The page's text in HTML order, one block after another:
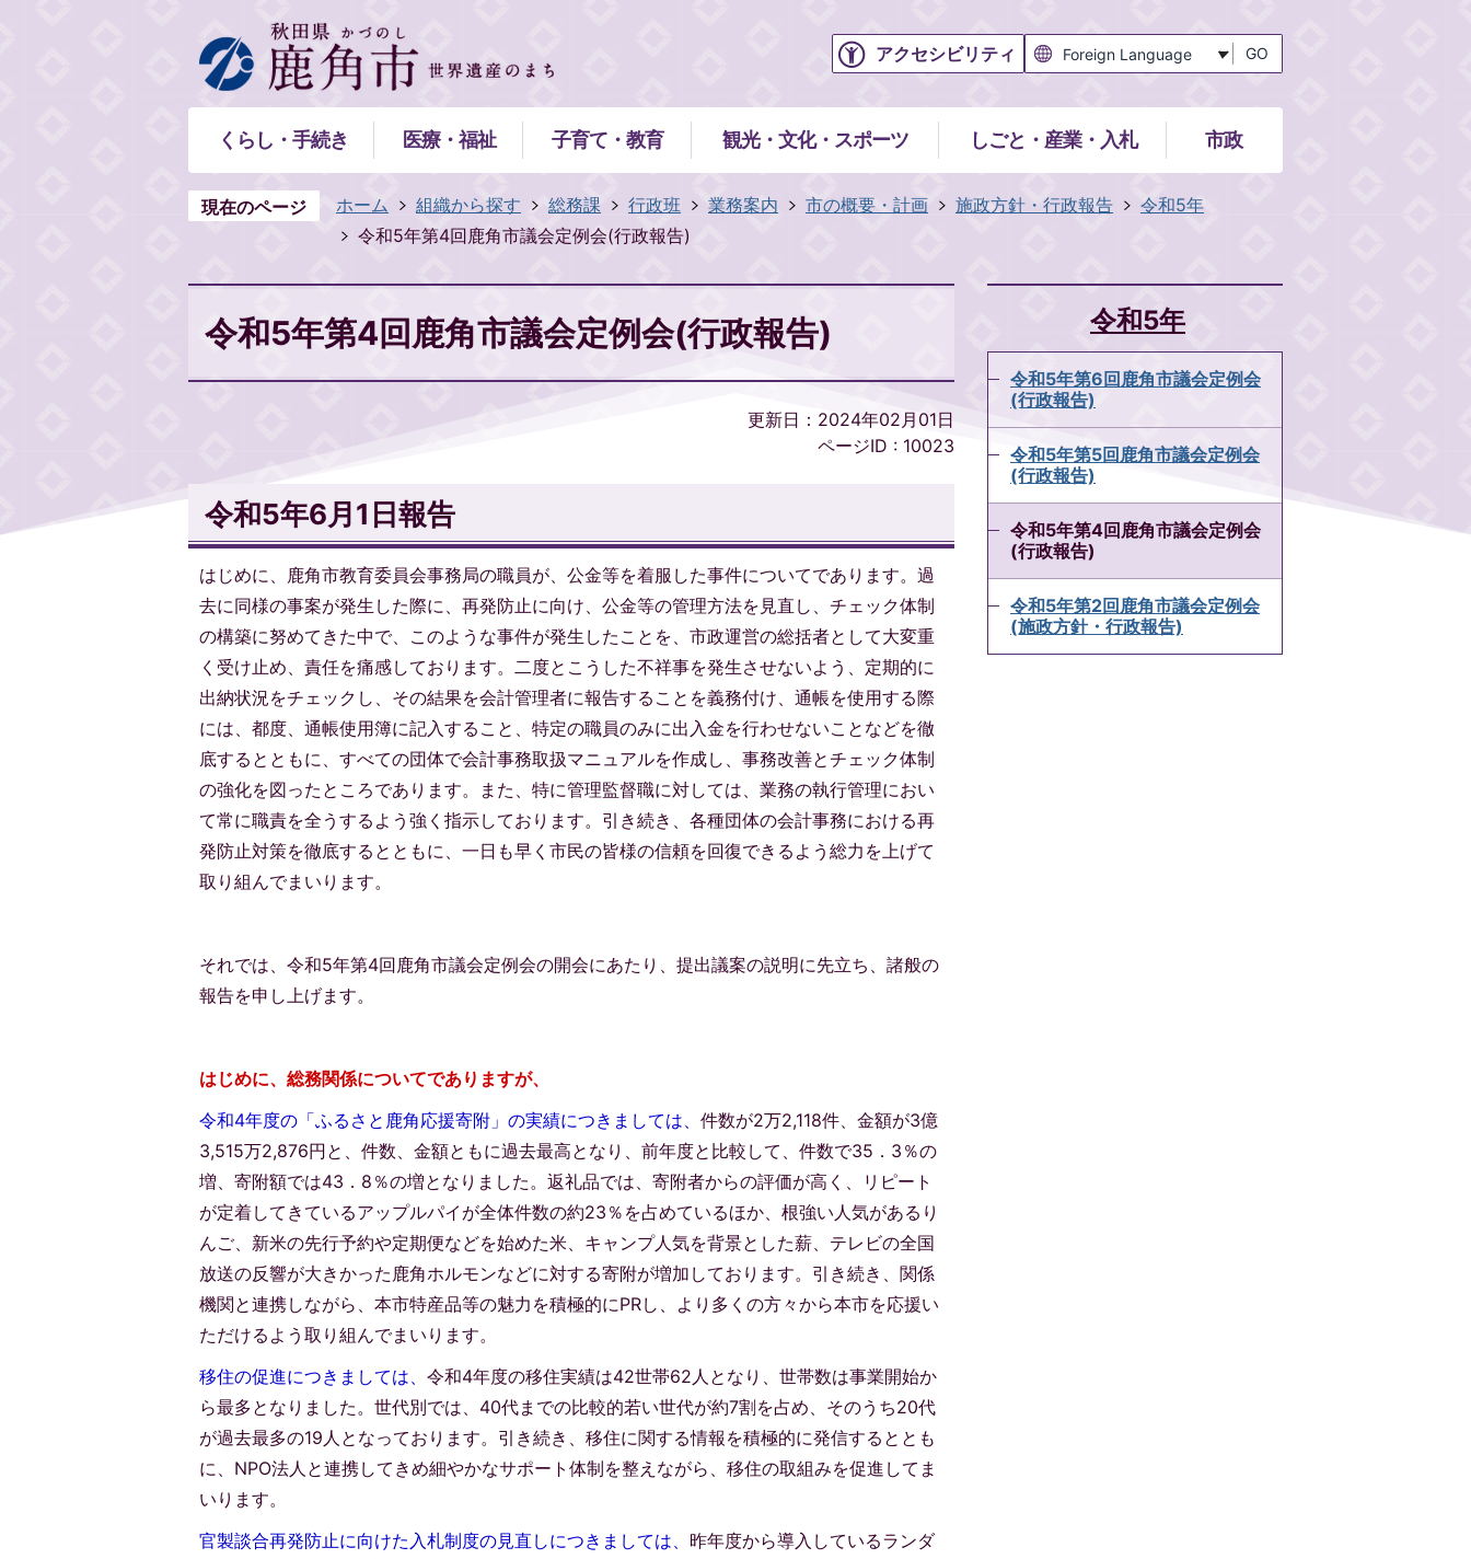
アクセシビリティ GO
くらし・手続き 医療・福祉 子育て・教育 観光・文化・スポーツ しごと・産業・入札 市政
現在のページ ホーム 組織から探す 総務課 行政班 業務案内 市の概要・計画 施政方針・行政報告
令和5年
令和5年第4回鹿角市議会定例会(行政報告)
令和5年第4回鹿角市議会定例会(行政報告)
更新日：2024年02月01日
ページID : 10023
令和5年6月1日報告
はじめに、鹿角市教育委員会事務局の職員が、公金等を着服した事件についてであります。過
去に同様の事案が発生した際に、再発防止に向け、公金等の管理方法を見直し、チェック体制
の構築に努めてきた中で、このような事件が発生したことを、市政運営の総括者として大変重
く受け止め、責任を痛感しております。二度とこうした不祥事を発生させないよう、定期的に
出納状況をチェックし、その結果を会計管理者に報告することを義務付け、通帳を使用する際
には、都度、通帳使用簿に記入すること、特定の職員のみに出入金を行わせないことなどを徹
底するとともに、すべての団体で会計事務取扱マニュアルを作成し、事務改善とチェック体制
の強化を図ったところであります。また、特に管理監督職に対しては、業務の執行管理におい
て常に職責を全うするよう強く指示しております。引き続き、各種団体の会計事務における再
発防止対策を徹底するとともに、一日も早く市民の皆様の信頼を回復できるよう総力を上げて
取り組んでまいります。
それでは、令和5年第4回鹿角市議会定例会の開会にあたり、提出議案の説明に先立ち、諸般の
報告を申し上げます。
はじめに、総務関係についてでありますが、
令和4年度の「ふるさと鹿角応援寄附」の実績につきましては、 件数が2万2,118件、金額が3億
3,515万2,876円と、件数、金額ともに過去最高となり、前年度と比較して、件数で35．3％の
増、寄附額では43．8％の増となりました。返礼品では、寄附者からの評価が高く、リピート
が定着してきているアップルパイが全体件数の約23％を占めているほか、根強い人気があるり
んご、新米の先行予約や定期便などを始めた米、キャンプ人気を背景とした薪、テレビの全国
放送の反響が大きかった鹿角ホルモンなどに対する寄附が増加しております。引き続き、関係
機関と連携しながら、本市特産品等の魅力を積極的にPRし、より多くの方々から本市を応援い
ただけるよう取り組んでまいります。
移住の促進につきましては、 令和4年度の移住実績は42世帯62人となり、世帯数は事業開始か
ら最多となりました。世代別では、40代までの比較的若い世代が約7割を占め、そのうち20代
が過去最多の19人となっております。引き続き、移住に関する情報を積極的に発信するととも
に、NPO法人と連携してきめ細やかなサポート体制を整えながら、移住の取組みを促進してま
いります。
官製談合再発防止に向けた入札制度の見直しにつきましては、 昨年度から導入しているランダ
令和5年
令和5年第6回鹿角市議会定例会
(行政報告)
令和5年第5回鹿角市議会定例会
(行政報告)
令和5年第4回鹿角市議会定例会
(行政報告)
令和5年第2回鹿角市議会定例会
(施政方針・行政報告)